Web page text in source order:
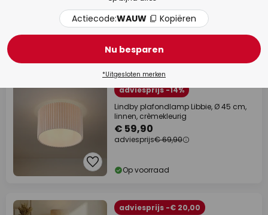
€ 99,90
adviesprijs€ 149,90
Op voorraad
adviesprijs -14%
Lindby plafondlamp Libbie, Ø 45 cm,
linnen, crèmekleurig
€ 59,90
adviesprijs€ 69,90
Op voorraad
adviesprijs -€ 20,00
Actiecode:WAUW Kopiëren
Nu besparen
*Uitgesloten merken